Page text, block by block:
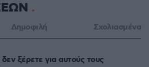
Δημοφιλή Σχολιασμένα
ξέρετε για αυτούς τους